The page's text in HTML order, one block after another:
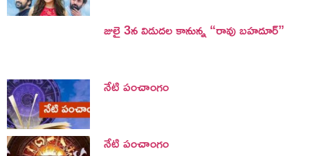
జులై 3న విడుదల కానున్న “రావు బహదూర్”
నేటి పంచాంగం
నేటి పంచాంగం